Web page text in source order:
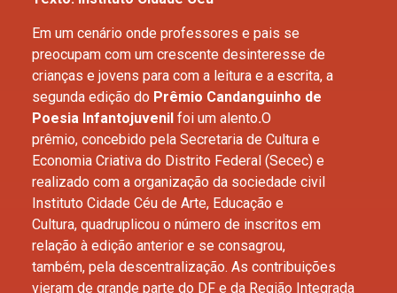
Em um cenário onde professores e pais se
preocupam com um crescente desinteresse de
crianças e jovens para com a leitura e a escrita, a
segunda edição do Prêmio Candanguinho de
Poesia Infantojuvenil foi um alento.O
prêmio, concebido pela Secretaria de Cultura e
Economia Criativa do Distrito Federal (Secec) e
realizado com a organização da sociedade civil
Instituto Cidade Céu de Arte, Educação e
Cultura, quadruplicou o número de inscritos em
relação à edição anterior e se consagrou,
também, pela descentralização. As contribuições
vieram de grande parte do DF e da Região Integrada